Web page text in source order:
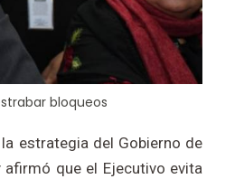
bloqueos
estrategia del Gobierno de
que el Ejecutivo evita